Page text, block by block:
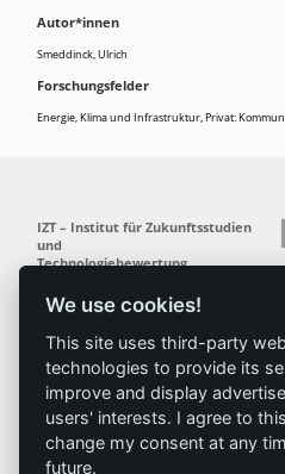
Autor*innen
Smeddinck, Ulrich
Forschungsfelder
Energie, Klima und Infrastruktur,Privat:
We use cookies!
This site uses third-party
technologies to provide its
improve and display
users' interests. I agree to
change my consent at any
future.
IZT – Institut für Zukunftsstudien
und
Technologiebewertung
Busseallee 1 · 14163 Berlin
info@izt.de| www.izt.de
Institut
Profil
Team
Forschung
Forschungsfelder